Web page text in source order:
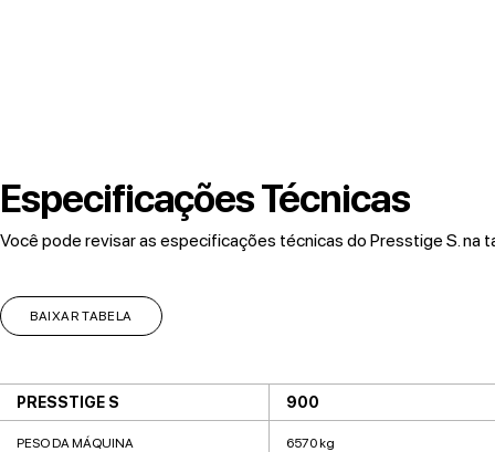
Especificações Técnicas
Você pode revisar as especificações técnicas do Presstige S. na
BAIXAR TABELA
PRESSTIGE S 900
PESO DA MÁQUINA 6570 kg